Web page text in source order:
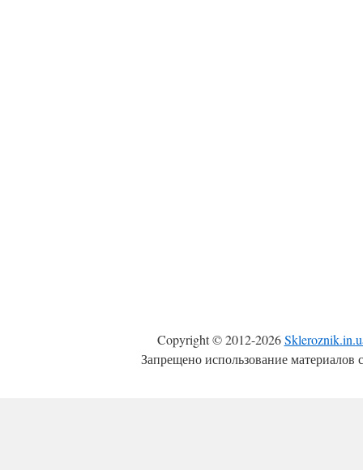
Copyright © 2012-2026
Запрещено использование материалов